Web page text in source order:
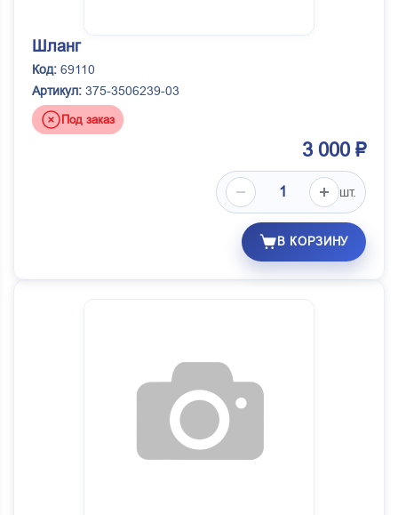
Шланг
Код: 69110
Артикул: 375-3506239-03
Под заказ
3 000 ₽
шт.
В КОРЗИНУ